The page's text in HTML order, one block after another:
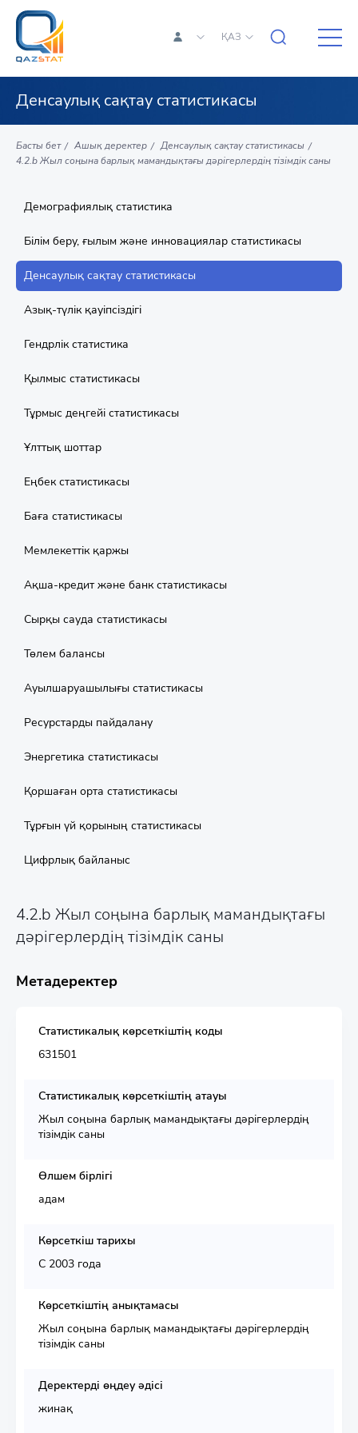
ҚАЗ
Денсаулық сақтау статистикасы
Басты бет Ашық деректер
Денсаулық сақтау статистикасы
4.2.b Жыл соңына барлық мамандықтағы дәрігерлердің тізімдік саны
Демографиялық статистика
Білім беру, ғылым және инновациялар статистикасы
Денсаулық сақтау статистикасы
Азық-түлік қауіпсіздігі
Гендрлік статистика
Қылмыс статистикасы
Тұрмыс деңгейі статистикасы
Ұлттық шоттар
Еңбек статистикасы
Баға статистикасы
Мемлекеттік қаржы
Aқша-кредит және банк статистикасы
Сырқы сауда статистикасы
Төлем балансы
Ауылшаруашылығы статистикасы
Ресурстарды пайдалану
Энергетика статистикасы
Қоршаған орта статистикасы
Тұрғын үй қорының статистикасы
Цифрлық байланыс
4.2.b Жыл соңына барлық мамандықтағы
дәрігерлердің тізімдік саны
Метадеректер
Статистикалық көрсеткіштің коды
631501
Статистикалық көрсеткіштің атауы
Жыл соңына барлық мамандықтағы дәрігерлердің
тізімдік саны
Өлшем бірлігі
адам
Көрсеткіш тарихы
С 2003 года
Көрсеткіштің анықтамасы
Жыл соңына барлық мамандықтағы дәрігерлердің
тізімдік саны
Деректерді өңдеу әдісі
жинақ